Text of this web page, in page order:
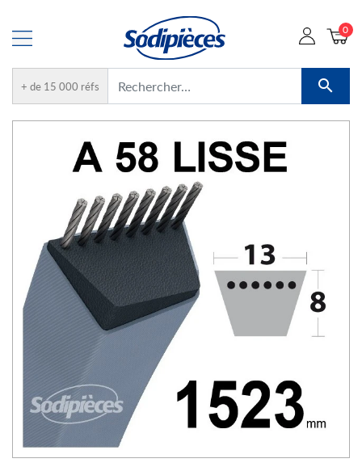
+ de 15 000 réfs 
0